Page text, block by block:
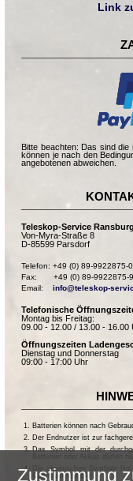
Link
Bitte beachten: Das sind
können je nach den
angebotenen abweichen.
Teleskop-Service
Von-Myra-Straße 8
D-85599 Parsdorf
Telefon: +49 (0) 89-9922875-0
Fax:       +49 (0) 89-9922875-
Email: info@teleskop-
Telefonische
Montag bis Freitag:
09.00 - 12.00 / 13.00 - 16.00
Öffnungszeiten
Dienstag und Donnerstag
09:00 - 17:00 Uhr
Batterien können nach
Der Endnutzer ist zur
Das Symbol mit der
Die chemischen Symbole
Cadmium und Blei.
Zustimmung